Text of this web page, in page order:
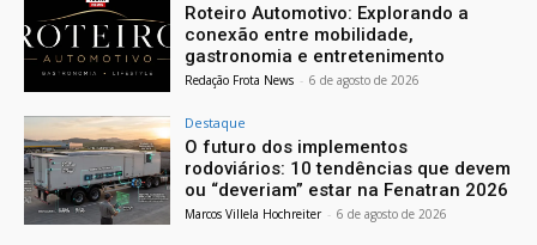
Roteiro Automotivo: Explorando a
conexão entre mobilidade,
gastronomia e entretenimento
Redação Frota News - 6 de agosto de 2026
Destaque
O futuro dos implementos
rodoviários: 10 tendências que devem
ou “deveriam” estar na Fenatran 2026
Marcos Villela Hochreiter - 6 de agosto de 2026